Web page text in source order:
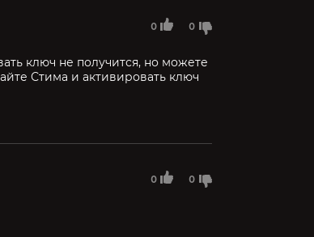
0 0
ключ не получится, но можете
Стима и активировать ключ
0 0